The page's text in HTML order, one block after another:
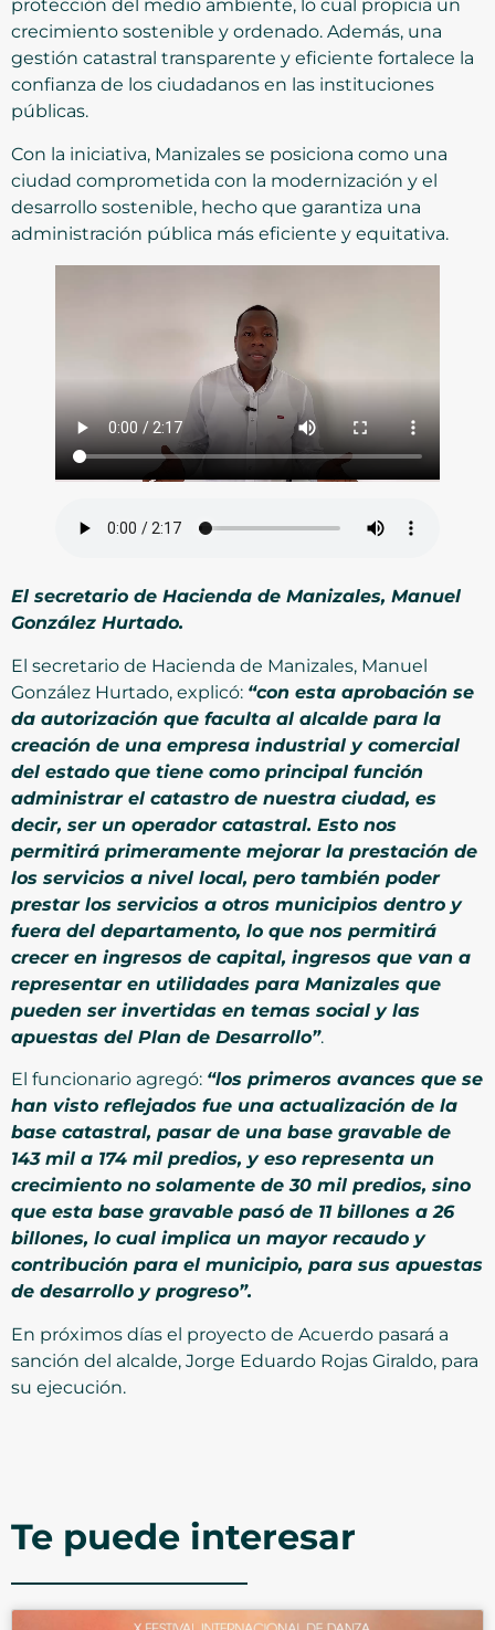
protección del medio ambiente, lo cual propicia un
crecimiento sostenible y ordenado. Además, una
gestión catastral transparente y eficiente fortalece la
confianza de los ciudadanos en las instituciones
públicas.
Con la iniciativa, Manizales se posiciona como una
ciudad comprometida con la modernización y el
desarrollo sostenible, hecho que garantiza una
administración pública más eficiente y equitativa.
El secretario de Hacienda de Manizales, Manuel
González Hurtado.
El secretario de Hacienda de Manizales, Manuel
González Hurtado, explicó: “con esta aprobación se
da autorización que faculta al alcalde para la
creación de una empresa industrial y comercial
del estado que tiene como principal función
administrar el catastro de nuestra ciudad, es
decir, ser un operador catastral. Esto nos
permitirá primeramente mejorar la prestación de
los servicios a nivel local, pero también poder
prestar los servicios a otros municipios dentro y
fuera del departamento, lo que nos permitirá
crecer en ingresos de capital, ingresos que van a
representar en utilidades para Manizales que
pueden ser invertidas en temas social y las
apuestas del Plan de Desarrollo”.
El funcionario agregó: “los primeros avances que se
han visto reflejados fue una actualización de la
base catastral, pasar de una base gravable de
143 mil a 174 mil predios, y eso representa un
crecimiento no solamente de 30 mil predios, sino
que esta base gravable pasó de 11 billones a 26
billones, lo cual implica un mayor recaudo y
contribución para el municipio, para sus apuestas
de desarrollo y progreso”.
En próximos días el proyecto de Acuerdo pasará a
sanción del alcalde, Jorge Eduardo Rojas Giraldo, para
su ejecución.
Te puede interesar